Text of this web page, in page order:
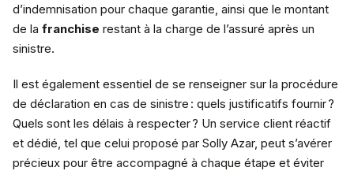
d’indemnisation pour chaque garantie, ainsi que le montant
de la franchise restant à la charge de l’assuré après un
sinistre.
Il est également essentiel de se renseigner sur la procédure
de déclaration en cas de sinistre : quels justificatifs fournir ?
Quels sont les délais à respecter ? Un service client réactif
et dédié, tel que celui proposé par Solly Azar, peut s’avérer
précieux pour être accompagné à chaque étape et éviter